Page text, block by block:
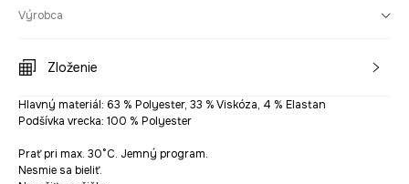
Výrobca
Zloženie
Hlavný materiál: 63 % Polyester, 33 % Viskóza, 4 % Elastan
Podšívka vrecka: 100 % Polyester
Prať pri max. 30°C. Jemný program.
Nesmie sa bieliť.